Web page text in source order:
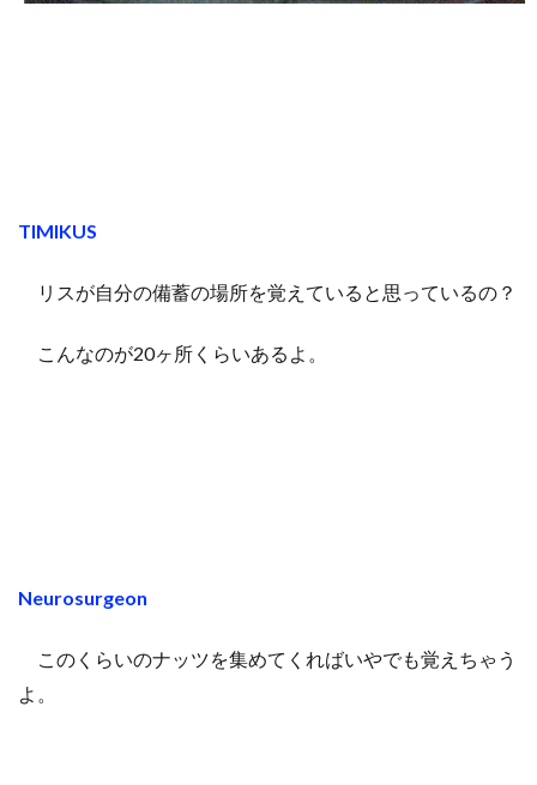
TIMIKUS
リスが自分の備蓄の場所を覚えていると思っているの？
こんなのが20ヶ所くらいあるよ。
Neurosurgeon
このくらいのナッツを集めてくればいやでも覚えちゃう
よ。